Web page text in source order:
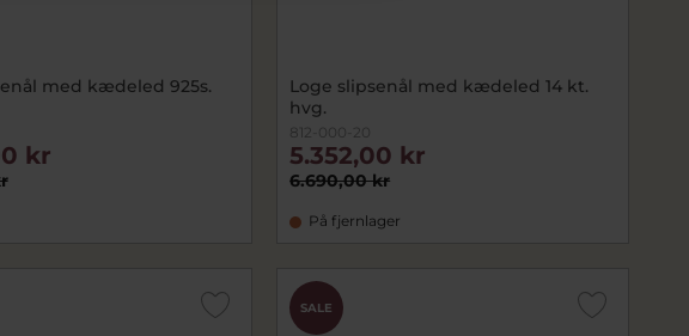
med kædeled 925s.
kr
Loge slipsenål med kædeled 14 kt.
hvg.
812-000-20
6.690,00 kr
5.352,00 kr
På fjernlager
SALE